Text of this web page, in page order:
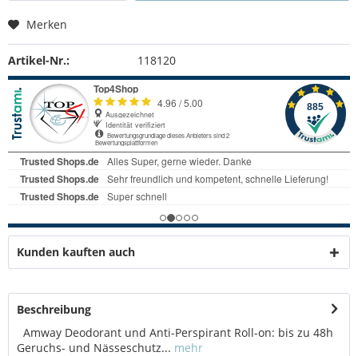
Merken
Artikel-Nr.: 118120
Kunden kauften auch
Beschreibung
Amway Deodorant und Anti-Perspirant Roll-on: bis zu 48h
Geruchs- und Nässeschutz... mehr